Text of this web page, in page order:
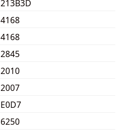
213B3D
4168
4168
2845
2010
2007
E0D7
6250